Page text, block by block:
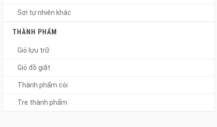
Sợi tự nhiên khác
THÀNH PHẨM
Giỏ lưu trữ
Giỏ đồ giặt
Thành phẩm cói
Tre thành phẩm